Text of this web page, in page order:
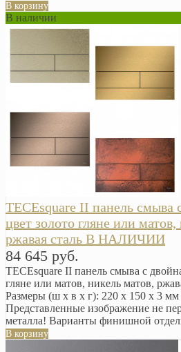
В корзину
В наличии
TECEsquare II панель смыва
цвет золото гляне или
ржавая сталь В НАЛИЧИИ
84 645 руб.
TECEsquare II панель смыва с
гляне или матов, никель матов,
Размеры (ш х в х г): 220 x 150 x 3
Представленные изображение не
металла! Варианты финишной
В корзину